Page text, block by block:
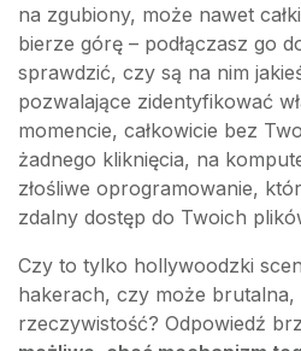
na zgubiony, może nawet
bierze górę – podłączasz go
sprawdzić, czy są na nim
pozwalające zidentyfikować
momencie, całkowicie bez
żadnego kliknięcia, na
złośliwe oprogramowanie,
zdalny dostęp do Twoich
Czy to tylko hollywoodzki
hakerach, czy może brutalna,
rzeczywistość? Odpowiedź